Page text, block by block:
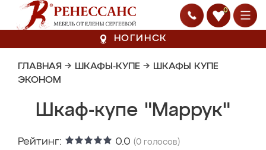
0
НОГИНСК
ГЛАВНАЯ → ШКАФЫ-КУПЕ → ШКАФЫ КУПЕ
ЭКОНОМ
Шкаф-купе "Маррук"
Рейтинг: 0.0 (0 голосов)